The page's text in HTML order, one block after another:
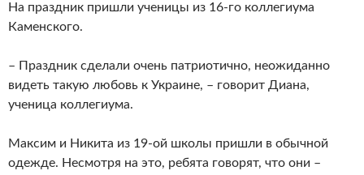
На праздник пришли ученицы из 16-го коллегиума
Каменского.
– Праздник сделали очень патриотично, неожиданно
видеть такую любовь к Украине, – говорит Диана,
ученица коллегиума.
Максим и Никита из 19-ой школы пришли в обычной
одежде. Несмотря на это, ребята говорят, что они –